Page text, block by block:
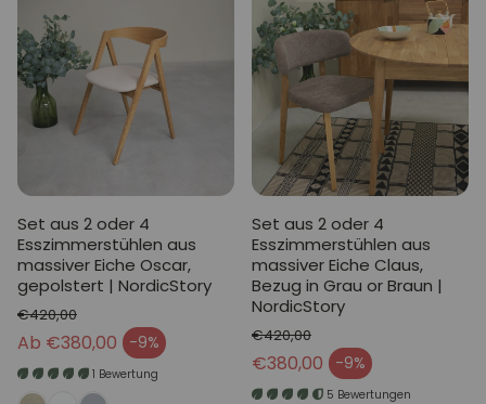
Set aus 2 oder 4
Esszimmerstühlen aus
massiver Eiche Oscar,
gepolstert | NordicStory
Ab €380,00 -9%
Verkaufspreis
Normaler Preis
€420,00
1 Bewertung
Set aus 2 oder 4
Esszimmerstühlen aus
massiver Eiche Claus,
Bezug in Grau or Braun |
NordicStory
€380,00 -9%
Verkaufspreis
Normaler Preis
€420,00
5 Bewertungen